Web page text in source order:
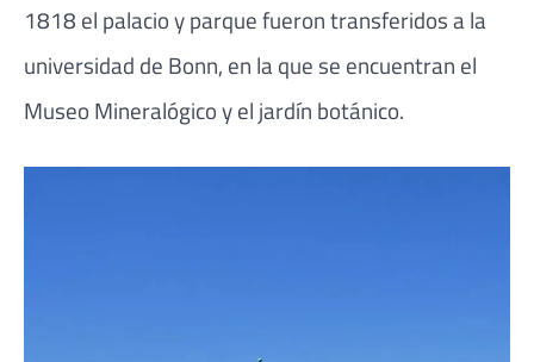
1818 el palacio y parque fueron transferidos a la
universidad de Bonn, en la que se encuentran el
Museo Mineralógico y el jardín botánico.